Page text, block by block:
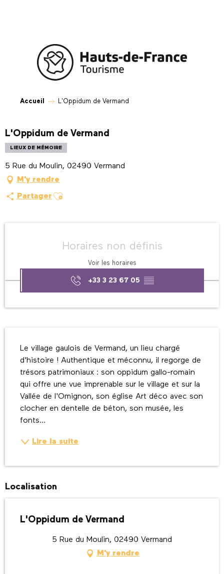
Accueil L'Oppidum de Vermand
L'Oppidum de Vermand
LIEUX DE MÉMOIRE
5 Rue du Moulin, 02490 Vermand
M'y rendre
Partager Ajouter aux favoris
Horaires non définis
Voir les horaires
+33 3 23 67 05 ▒▒
Le village gaulois de Vermand, un lieu chargé
d'histoire ! Authentique et méconnu, il regorge de
trésors patrimoniaux : son oppidum gallo-romain
qui offre une vue imprenable sur le village et sur la
Vallée de l'Omignon, son église Art déco avec son
clocher en dentelle de béton, son musée, les
fonts...
Lire la suite
Localisation
L'Oppidum de Vermand
5 Rue du Moulin, 02490 Vermand
M'y rendre